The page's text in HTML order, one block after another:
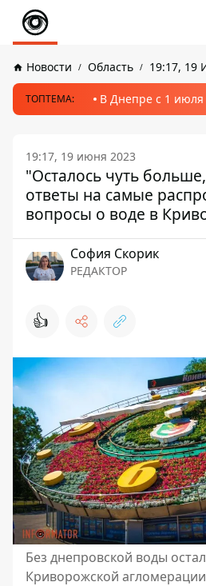
Новости Область 19:17, 19
ТОПТЕМА: В Днепре с 1 июля
19:17, 19 июня 2023
"Осталось чуть
ответы на самые
вопросы о воде в
София Скорик
РЕДАКТОР
👍
Без днепровской воды
Криворожской агломерации